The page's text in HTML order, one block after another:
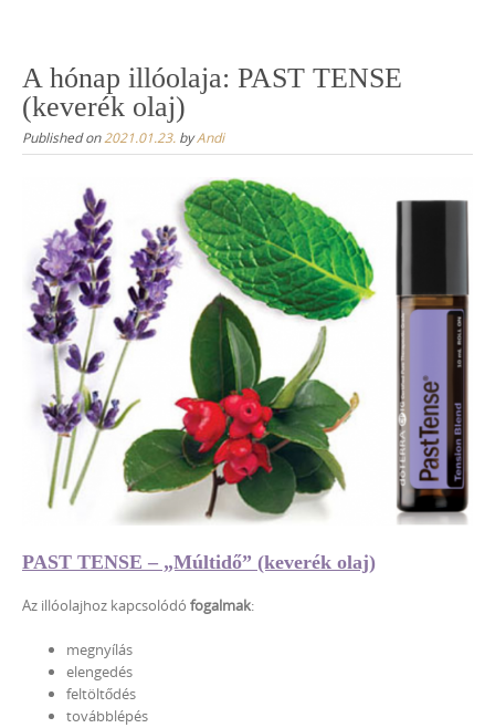
content
A hónap illóolaja: PAST TENSE
(keverék olaj)
Published on2021.01.23. byAndi
PAST TENSE – „Múltidő” (keverék olaj)
Az illóolajhoz kapcsolódó fogalmak:
megnyílás
elengedés
feltöltődés
továbblépés